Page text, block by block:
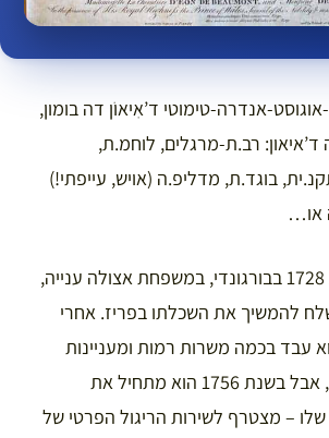
אנדרה-טימוטי ד’אִיאוֹן דה בומון,
ד’איאון: רב.ת-מרגלים, לוחמ.ת,
בוגד.ת, מדליפ.ה (אויש, עייפתי!)
או…
ד’איאון נולד בשנת 1728 בבורגונדי, במשפחת אצולה ענייה,
להמשיך את השכלתו בפריז. אחרי
עבד בכמה משרות רמות ומעניינות
למדי, כולל צנזורה, אבל בשנת 1756 הוא מתחיל את
– מצטרף לשירות הריגול הפרטי של